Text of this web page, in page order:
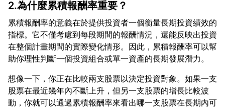
2.為什麼累積報酬率重要？
累積報酬率的意義在於提供投資者一個衡量長期投資績效的
指標。它不僅考慮到每段期間的報酬情況，還能反映出投資
在整個計畫期間的實際變化情形。因此，累積報酬率可以幫
想像一下，你正在比較兩支股票以決定投資對象。如果一支
股票在最近幾年內不斷上升，但另一支股票的增長比較波
動，你就可以通過累積報酬率來看出哪一支股票在長期內可